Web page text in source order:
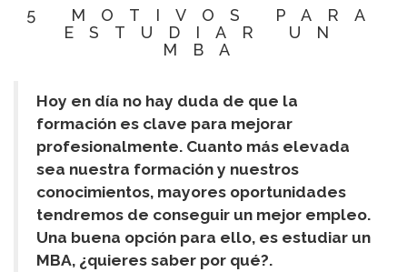
5 MOTIVOS PARA
ESTUDIAR UN
MBA
Hoy en día no hay duda de que la
formación es clave para mejorar
profesionalmente. Cuanto más elevada
sea nuestra formación y nuestros
conocimientos, mayores oportunidades
tendremos de conseguir un mejor empleo.
Una buena opción para ello, es estudiar un
MBA, ¿quieres saber por qué?.